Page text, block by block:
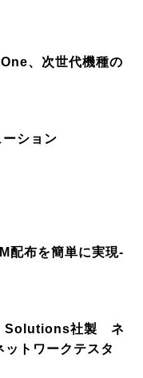
、次世代機種の
ーション
配布を簡単に実現-
Solutions社製 ネ
トワークテスタ